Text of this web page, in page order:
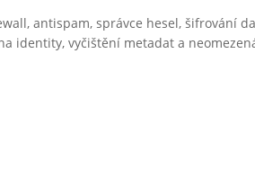
antispam, správce hesel, šifrování
identity, vyčištění metadat a